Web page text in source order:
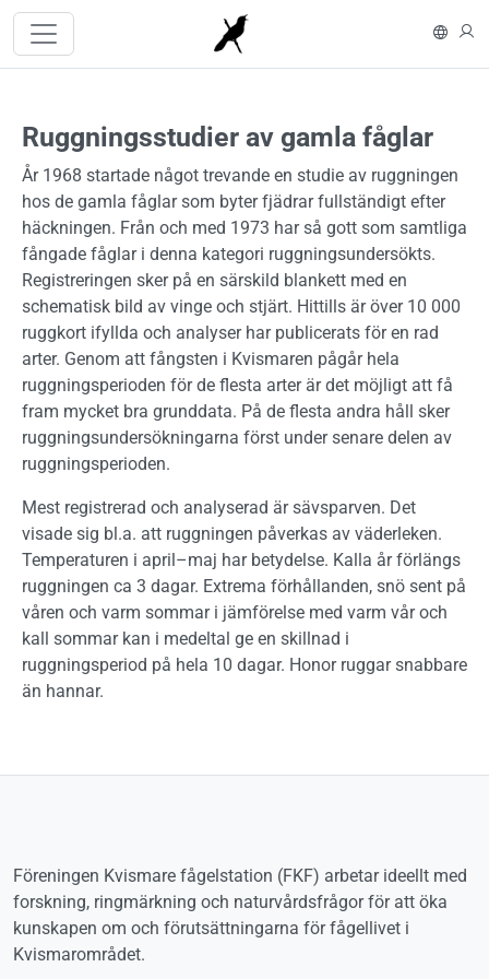
Hoppa till huvudinnehåll
In
Ruggningsstudier av gamla fåglar
År 1968 startade något trevande en studie av ruggningen
hos de gamla fåglar som byter fjädrar fullständigt efter
häckningen. Från och med 1973 har så gott som samtliga
fångade fåglar i denna kategori ruggningsundersökts.
Registreringen sker på en särskild blankett med en
schematisk bild av vinge och stjärt. Hittills är över 10 000
ruggkort ifyllda och analyser har publicerats för en rad
arter. Genom att fångsten i Kvismaren pågår hela
ruggningsperioden för de flesta arter är det möjligt att få
fram mycket bra grunddata. På de flesta andra håll sker
ruggningsundersökningarna först under senare delen av
ruggningsperioden.
Mest registrerad och analyserad är sävsparven. Det
visade sig bl.a. att ruggningen påverkas av väderleken.
Temperaturen i april–maj har betydelse. Kalla år förlängs
ruggningen ca 3 dagar. Extrema förhållanden, snö sent på
våren och varm sommar i jämförelse med varm vår och
kall sommar kan i medeltal ge en skillnad i
ruggningsperiod på hela 10 dagar. Honor ruggar snabbare
än hannar.
Föreningen Kvismare fågelstation (FKF) arbetar ideellt med
forskning, ringmärkning och naturvårdsfrågor för att öka
kunskapen om och förutsättningarna för fågellivet i
Kvismarområdet.